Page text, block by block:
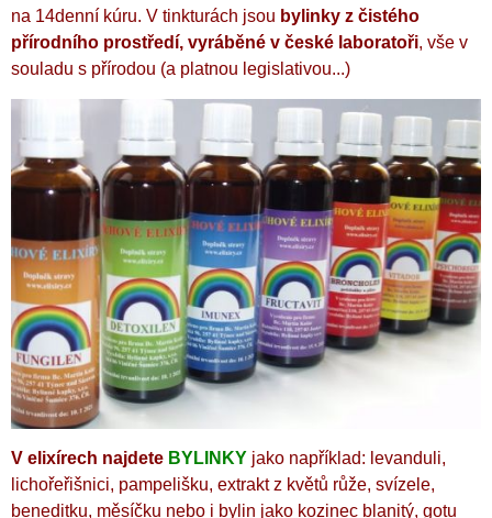
na 14denní kúru. V tinkturách jsou bylinky z čistého
přírodního prostředí, vyráběné v české laboratoři, vše v
souladu s přírodou (a platnou legislativou...)
V elixírech najdete BYLINKY jako například: levanduli,
lichořeřišnici, pampelišku, extrakt z květů růže, svízele,
beneditku, měsíčku nebo i bylin jako kozinec blanitý, gotu